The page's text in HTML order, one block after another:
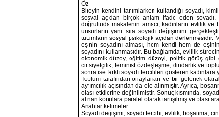
Öz
Bireyin kendini tanımlarken kullandığı soyadı,
sosyal açıdan birçok anlam ifade eden
doğrultuda makalenin amacı, kadınların evlilik
unsurların yanı sıra soyadı değişimini
tutumların sosyal psikolojik açıdan derlenmesidir.
eşinin soyadını alması, hem kendi hem de
soyadını kullanmasıdır. Bu bağlamda, evlilik
ekonomik düzey, eğitim düzeyi, politik görüş
cinsiyetçilik, feminist özdeşleşme, dindarlık ve
sonra ise farklı soyadı tercihleri gösteren kadınlara
Toplum tarafından onaylanan ve bir gelenek
ayrımcılık açısından da ele alınmıştır. Ayrıca,
olası etkilerine değinilmiştir. Sonuç kısmında,
alınan konulara paralel olarak tartışılmış ve olası
Anahtar kelimeler
Soyadı değişimi, soyadı tercihi, evlilik, boşanma,